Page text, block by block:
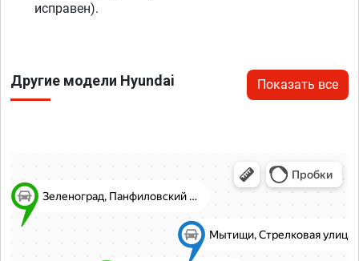
исправен).
Другие модели Hyundai Показать все